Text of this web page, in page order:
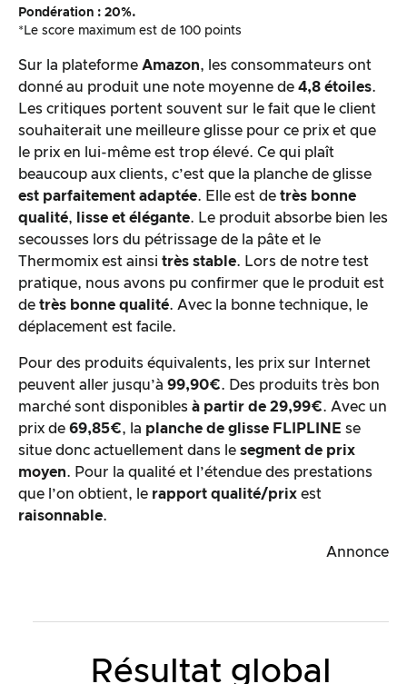
Pondération : 20%.
*Le score maximum est de 100 points
Sur la plateforme Amazon, les consommateurs ont
donné au produit une note moyenne de 4,8 étoiles.
Les critiques portent souvent sur le fait que le client
souhaiterait une meilleure glisse pour ce prix et que
le prix en lui-même est trop élevé. Ce qui plaît
beaucoup aux clients, c’est que la planche de glisse
est parfaitement adaptée. Elle est de très bonne
qualité, lisse et élégante. Le produit absorbe bien les
secousses lors du pétrissage de la pâte et le
Thermomix est ainsi très stable. Lors de notre test
pratique, nous avons pu confirmer que le produit est
de très bonne qualité. Avec la bonne technique, le
déplacement est facile.
Pour des produits équivalents, les prix sur Internet
peuvent aller jusqu’à 99,90€. Des produits très bon
marché sont disponibles à partir de 29,99€. Avec un
prix de 69,85€, la planche de glisse FLIPLINE se
situe donc actuellement dans le segment de prix
moyen. Pour la qualité et l’étendue des prestations
que l’on obtient, le rapport qualité/prix est
raisonnable.
Annonce
Résultat global